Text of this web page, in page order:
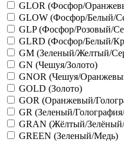
GLOR (Фосфор/
GLOW (Фосфор/Белый/
GLP (Фосфор/Розовый/
GLRD (Фосфор/Белый/
GM (Зеленый/Желтый/
GN (Чешуя/Золото)
GNOR (Чешуя/
GOLD (Золото)
GOR (Оранжевый/
GR (Зеленый/
GRAN (Жёлтый/
GREEN (Зеленый/Медь)